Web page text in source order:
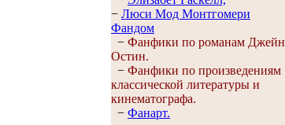
− Люси Мод Монтгомери
Фандом
− Фанфики по романам Джейн
Остин.
− Фанфики по произведениям
классической литературы и
кинематографа.
− Фанарт.